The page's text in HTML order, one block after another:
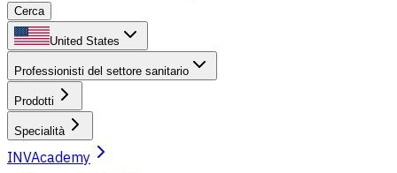
Cerca
United States
Professionisti del settore sanitario
Prodotti
Specialità
INVAcademy